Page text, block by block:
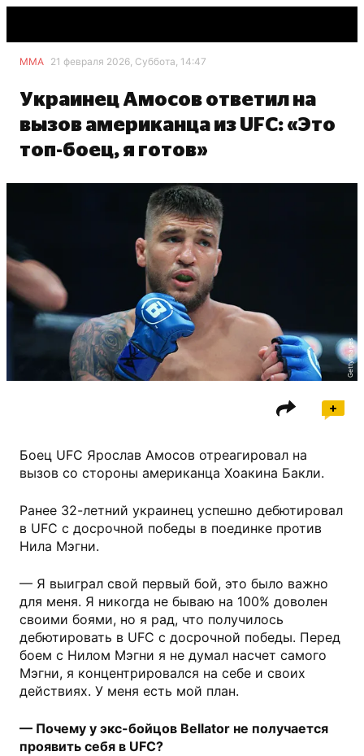
ММА 21 февраля 2026, Суббота, 14:47
Украинец Амосов ответил на
вызов американца из UFC: «Это
топ-боец, я готов»
GettyImages
Боец UFC Ярослав Амосов отреагировал на
вызов со стороны американца Хоакина Бакли.
Ранее 32-летний украинец успешно дебютировал
в UFC с досрочной победы в поединке против
Нила Мэгни.
— Я выиграл свой первый бой, это было важно
для меня. Я никогда не бываю на 100% доволен
своими боями, но я рад, что получилось
дебютировать в UFC с досрочной победы. Перед
боем с Нилом Мэгни я не думал насчет самого
Мэгни, я концентрировался на себе и своих
действиях. У меня есть мой план.
— Почему у экс-бойцов Bellator не получается
проявить себя в UFC?